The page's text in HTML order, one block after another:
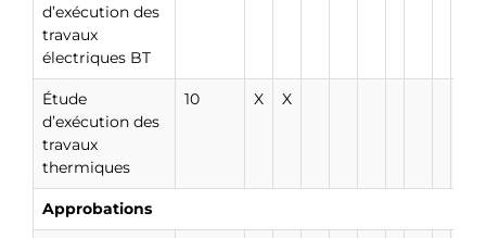
d’exécution des
travaux
électriques BT
Étude
d’exécution des
travaux
thermiques
10 X X
Approbations